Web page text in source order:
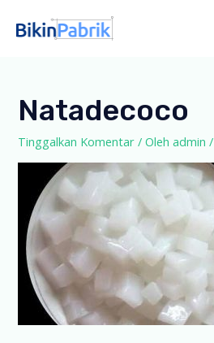
Natadecoco
Tinggalkan Komentar / Olehadmin/